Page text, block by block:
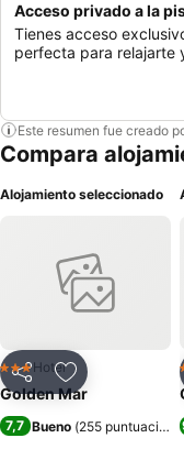
Acceso privado a la
Tienes acceso
perfecta para relajarte
Este resumen fue creado
Compara
Alojamiento seleccionado
CompartirAgregar a
3 Estrellas
Hotel
Golden Mar
7,7 Bueno (255